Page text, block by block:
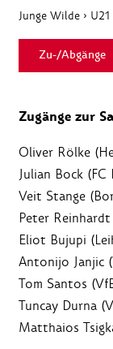
Junge Wilde › U21
Listenansicht
Legende
Zu-/Abgänge
Zugänge zur
Oliver Rölke
Julian Bock (FC
Veit Stange
Peter
Eliot Bujupi
Antonijo Janjic
Tom Santos
Tuncay Durna
Matthaios